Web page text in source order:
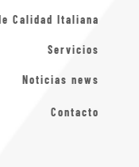
Calidad Italiana
Servicios
Noticias news
Contacto